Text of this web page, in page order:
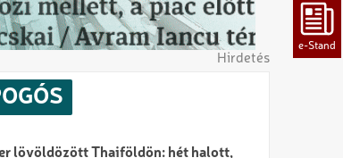
Hirdetés
lövöldözött Thaiföldön: hét halott,